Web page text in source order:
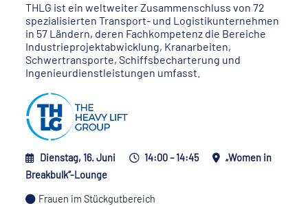
THLG ist ein weltweiter Zusammenschluss von 72
spezialisierten Transport- und Logistikunternehmen
in 57 Ländern, deren Fachkompetenz die Bereiche
Industrieprojektabwicklung, Kranarbeiten,
Schwertransporte, Schiffsbecharterung und
Ingenieurdienstleistungen umfasst.
Dienstag, 16. Juni 14:00 – 14:45
„Women in
Breakbulk“-Lounge
Frauen im Stückgutbereich